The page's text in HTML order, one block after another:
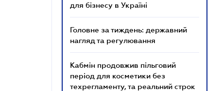
для бізнесу в Україні
Головне за тиждень: державний
нагляд та регулювання
Кабмін продовжив пільговий
період для косметики без
техрегламенту, та реальний строк